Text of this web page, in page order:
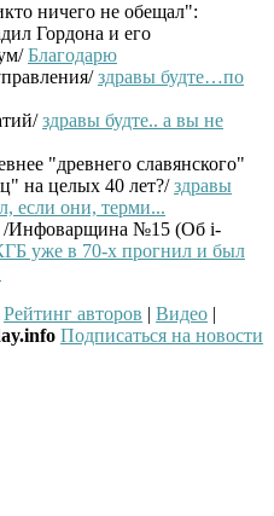
ничего не обещал":
Гордона и его
Благодарю
здравы будте…по
здравы будте.. а вы не
"древнего славянского"
на целых 40 лет?/здравы
если они, терми...
/Инфоварщина №15 (Об i-
уже в 70-х прогнил и был
Рейтинг авторов | Видео |
Подписаться на новости